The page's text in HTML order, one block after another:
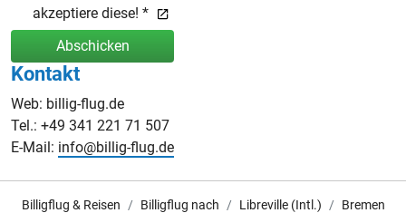
akzeptiere diese! *
Abschicken
Kontakt
Web: billig-flug.de
Tel.: +49 341 221 71 507
E-Mail: info@billig-flug.de
Billigflug & Reisen Billigflug nach Libreville (Intl.) Bremen